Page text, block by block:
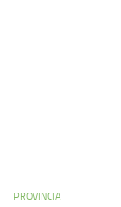
PROVINCIA